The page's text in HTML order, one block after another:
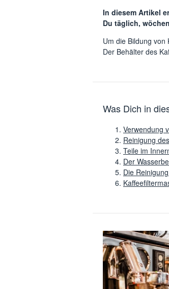
In diesem Artikel
Du täglich,
Um die Bildung
Der Behälter des
Was Dich in
Verwendung
Reinigung
Teile im
Der
Die